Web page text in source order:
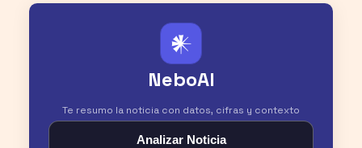
𒀭
NeboAI
Te resumo la noticia con datos, cifras y contexto
Analizar Noticia